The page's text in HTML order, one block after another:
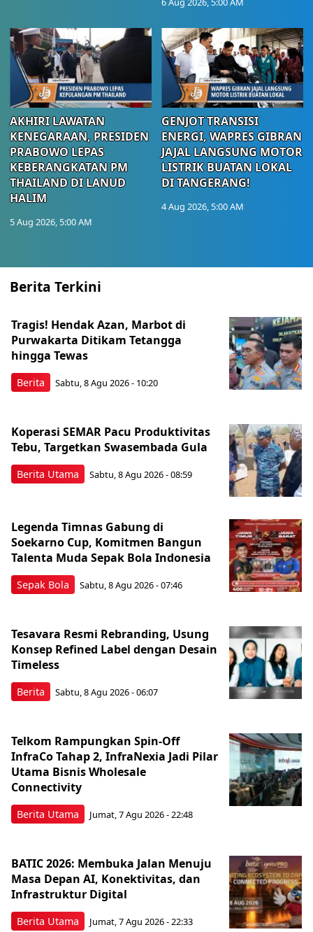
AKHIRI LAWATAN
KENEGARAAN, PRESIDEN
PRABOWO LEPAS
KEBERANGKATAN PM
THAILAND DI LANUD
HALIM
5 Aug 2026, 5:00 AM
GENJOT TRANSISI
ENERGI, WAPRES GIBRAN
JAJAL LANGSUNG MOTOR
LISTRIK BUATAN LOKAL
DI TANGERANG!
4 Aug 2026, 5:00 AM
Berita Terkini
Berita
Tragis! Hendak Azan, Marbot di
Purwakarta Ditikam Tetangga
hingga Tewas
Sabtu, 8 Agu 2026 - 10:20
Berita Utama
Koperasi SEMAR Pacu Produktivitas
Tebu, Targetkan Swasembada Gula
Sabtu, 8 Agu 2026 - 08:59
Sepak Bola
Legenda Timnas Gabung di
Soekarno Cup, Komitmen Bangun
Talenta Muda Sepak Bola Indonesia
Sabtu, 8 Agu 2026 - 07:46
Berita
Tesavara Resmi Rebranding, Usung
Konsep Refined Label dengan Desain
Timeless
Sabtu, 8 Agu 2026 - 06:07
Berita Utama
Telkom Rampungkan Spin-Off
InfraCo Tahap 2, InfraNexia Jadi Pilar
Utama Bisnis Wholesale
Connectivity
Jumat, 7 Agu 2026 - 22:48
Berita Utama
BATIC 2026: Membuka Jalan Menuju
Masa Depan AI, Konektivitas, dan
Infrastruktur Digital
Jumat, 7 Agu 2026 - 22:33